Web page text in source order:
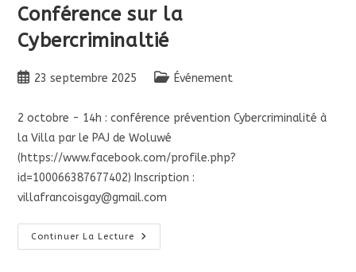
Conférence sur la
Cybercriminaltié
Publication
23 septembre 2025
PostÉvénement
2 octobre - 14h : conférence prévention Cybercriminalité à
la Villa par le PAJ de Woluwé
(https://www.facebook.com/profile.php?
id=100066387677402) Inscription :
villafrancoisgay@gmail.com
Continuer La Lecture
Conférence
Sur